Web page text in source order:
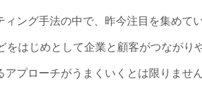
ィング手法の中で、昨今注目を集めて
をはじめとして企業と顧客がつなが
アプローチがうまくいくとは限りません